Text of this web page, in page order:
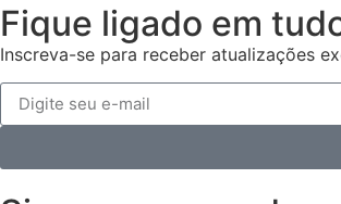
Fique ligado em
Inscreva-se para receber atualizações